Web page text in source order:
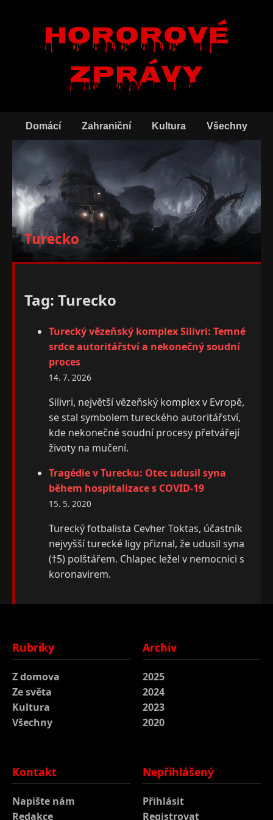
Hororové
zprávy
Domácí Zahraniční Kultura Všechny
Turecko
Tag: Turecko
Turecký vězeňský komplex Silivri: Temné
srdce autoritářství a nekonečný soudní
proces
14. 7. 2026
Silivri, největší vězeňský komplex v Evropě,
se stal symbolem tureckého autoritářství,
kde nekonečné soudní procesy přetvářejí
životy na mučení.
Tragédie v Turecku: Otec udusil syna
během hospitalizace s COVID-19
15. 5. 2020
Turecký fotbalista Cevher Toktas, účastník
nejvyšší turecké ligy přiznal, že udusil syna
(†5) polštářem. Chlapec ležel v nemocnici s
koronavirem.
Rubriky
Z domova
Ze světa
Kultura
Všechny
Archiv
2025
2024
2023
2020
Kontakt
Napište nám
Redakce
Nepřihlášený
Přihlásit
Registrovat